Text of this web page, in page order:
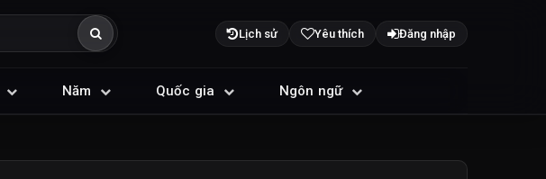
Lịch sử Yêu thích Đăng nhập
Năm Quốc gia Ngôn ngữ